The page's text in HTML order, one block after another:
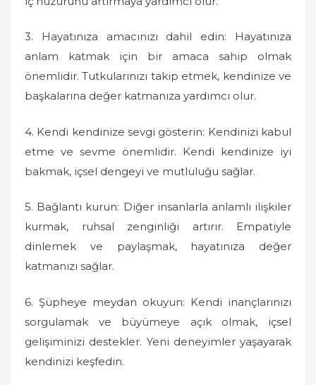
3. Hayatınıza amacınızı dahil edin: Hayatınıza
anlam katmak için bir amaca sahip olmak
önemlidir. Tutkularınızı takip etmek, kendinize ve
başkalarına değer katmanıza yardımcı olur.
4. Kendi kendinize sevgi gösterin: Kendinizi kabul
etme ve sevme önemlidir. Kendi kendinize iyi
bakmak, içsel dengeyi ve mutluluğu sağlar.
5. Bağlantı kurun: Diğer insanlarla anlamlı ilişkiler
kurmak, ruhsal zenginliği artırır. Empatiyle
dinlemek ve paylaşmak, hayatınıza değer
katmanızı sağlar.
6. Şüpheye meydan okuyun: Kendi inançlarınızı
sorgulamak ve büyümeye açık olmak, içsel
gelişiminizi destekler. Yeni deneyimler yaşayarak
kendinizi keşfedin.